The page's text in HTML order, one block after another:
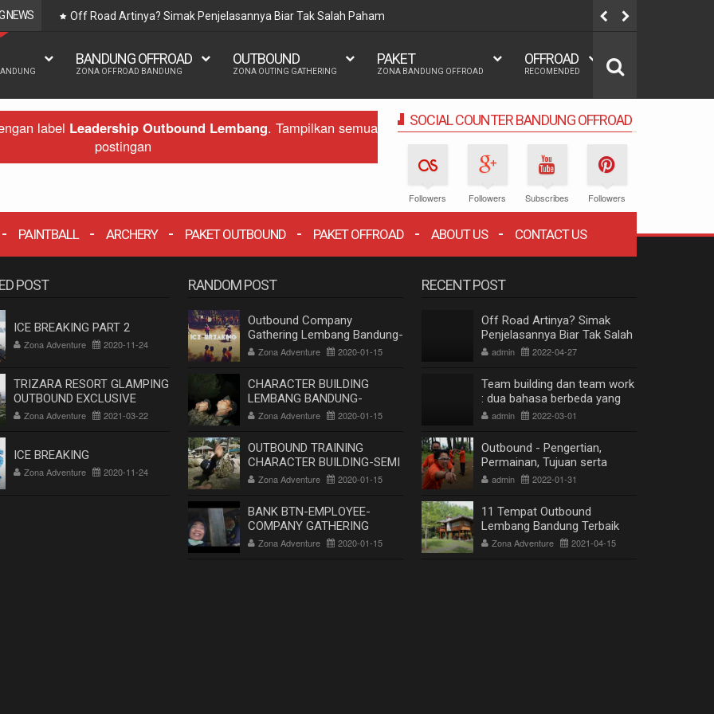
NEWS Off Road Artinya? Simak Penjelasannya Biar Tak Salah Paham
BANDUNG OFFROAD
ZONA OFFROAD BANDUNG
OUTBOUND
ZONA OUTING GATHERING
PAKET
ZONA BANDUNG OFFROAD
OFFROAD
RECOMENDED
label Leadership Outbound Lembang. Tampilkan semua
postingan
SOCIAL COUNTER BANDUNG OFFROAD
Followers Followers Subscribes Followers
Followers Subscribes
OFFROAD BANDUNG ACTIVITY
PAINTBALL ARCHERY PAKET OUTBOUND PAKET OFFROAD ABOUT US CONTACT US
POST
ICE BREAKING PART 2
Zona Adventure 2020-11-24
TRIZARA RESORT GLAMPING
OUTBOUND EXCLUSIVE
Zona Adventure 2021-03-22
ICE BREAKING
Zona Adventure 2020-11-24
RANDOM POST
Outbound Company
Gathering Lembang Bandung-
PT. MKG
Zona Adventure 2020-01-15
CHARACTER BUILDING
LEMBANG BANDUNG-
OUTBOUND TRAINING SEMI
BANDUNG-PT. SAPTAINDRA
SEJATI
Zona Adventure 2020-01-15
OUTBOUND TRAINING
CHARACTER BUILDING-SEMI
MILITER DI LEMBANG
SEJATI
Zona Adventure 2020-01-15
BANK BTN-EMPLOYEE-
COMPANY GATHERING
OUTBOUND-FUN OFFROAD
Zona Adventure 2020-01-15
RECENT POST
Off Road Artinya? Simak
Penjelasannya Biar Tak Salah
Paham
admin 2022-04-27
Team building dan team work
: dua bahasa berbeda yang
berkesinambungan
admin 2022-03-01
Outbound - Pengertian,
Permainan, Tujuan serta
Manfaat
admin 2022-01-31
11 Tempat Outbound
Lembang Bandung Terbaik
Terpopuler
Zona Adventure 2021-04-15